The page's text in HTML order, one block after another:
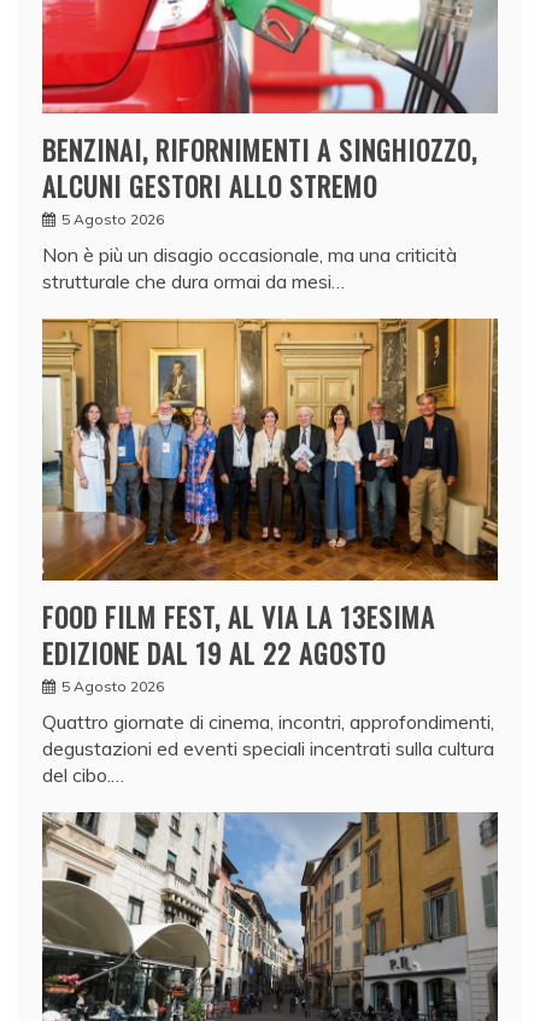
BENZINAI, RIFORNIMENTI A SINGHIOZZO,
ALCUNI GESTORI ALLO STREMO
5 Agosto 2026
Non è più un disagio occasionale, ma una criticità
strutturale che dura ormai da mesi…
FOOD FILM FEST, AL VIA LA 13ESIMA
EDIZIONE DAL 19 AL 22 AGOSTO
5 Agosto 2026
Quattro giornate di cinema, incontri, approfondimenti,
degustazioni ed eventi speciali incentrati sulla cultura
del cibo.…